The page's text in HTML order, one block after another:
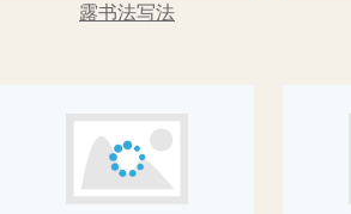
露书法写法